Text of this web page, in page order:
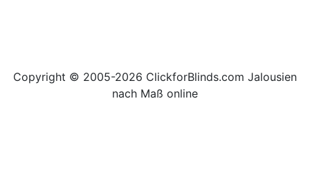
Copyright © 2005-2026 ClickforBlinds.com Jalousien
nach Maß online